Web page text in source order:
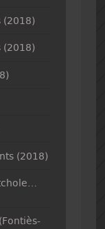
(2018)
(2018)
(2018)